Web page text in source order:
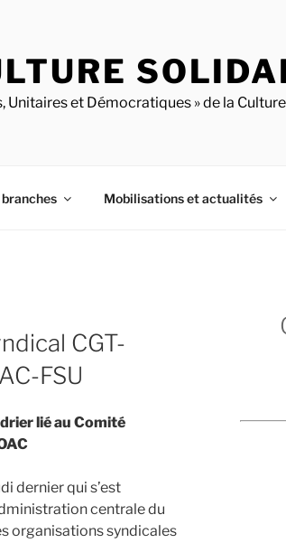
Unitaires et Démocratiques » de la Culture
branches Mobilisations et actualités
CGT-
FSU
lié au Comité
dernier qui s’est
centrale du
organisations syndicales